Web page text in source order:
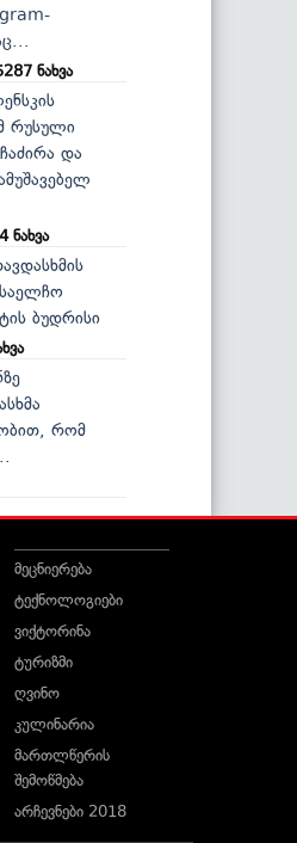
ნახვა
რუსული
და
ნახვა
ბუდრისი
რომ
მეცნიერება
ტექნოლოგიები
ვიქტორინა
ტურიზმი
ღვინო
კულინარია
მართლწერის
შემოწმება
არჩევნები 2018